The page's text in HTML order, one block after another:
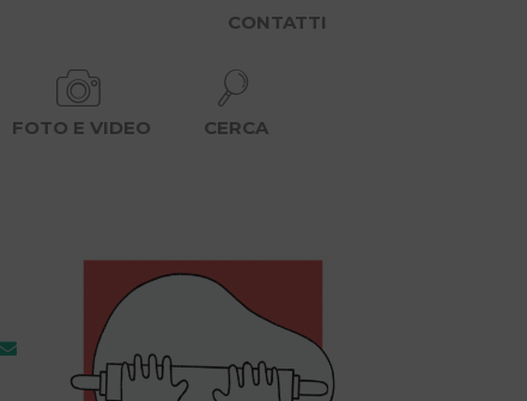
CONTATTI
FOTO E VIDEO CERCA